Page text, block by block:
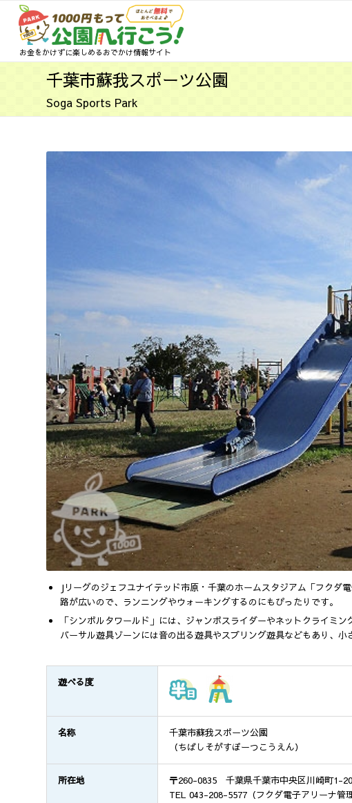
お金をかけずに楽しめるおでかけ情報サイト
千葉市蘇我スポーツ公園
Soga Sports Park
Jリーグのジェフユナイテッド市原・千葉のホームスタジアム「フクダ
路が広いので、ランニングやウォーキングするのにもぴったりです。
「シンボルタワールド」には、ジャンボスライダーやネットクライミ
バーサル遊具ゾーンには音の出る遊具やスプリング遊具などもあり、小
遊べる度
名称
千葉市蘇我スポーツ公園
（ちばしそがすぽーつこうえん）
所在地
〒260-0835 千葉県千葉市中央区川崎町1-
TEL 043-208-5577（フクダ電子アリーナ管